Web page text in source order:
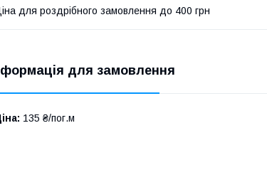
для роздрібного замовлення до 400 грн
для замовлення
135 ₴/пог.м